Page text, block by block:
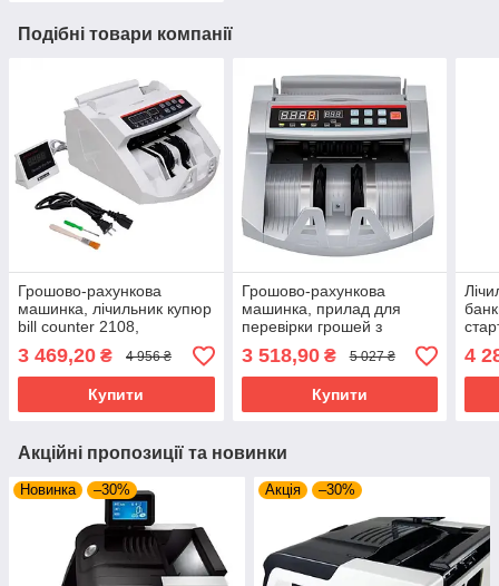
Подібні товари компанії
Грошово-рахункова
машинка, лічильник купюр
bill counter 2108,
детектором валют будь-
яких банків
3 469,20 ₴ 4 956 ₴
Купити
Грошово-рахункова
машинка, прилад для
перевірки грошей з
магнітним детектором
UKC 2089 White
3 518,90₴ 5 027 ₴
Купити
4
Акційні пропозиції та новинки
Новинка –30% Акція –30%